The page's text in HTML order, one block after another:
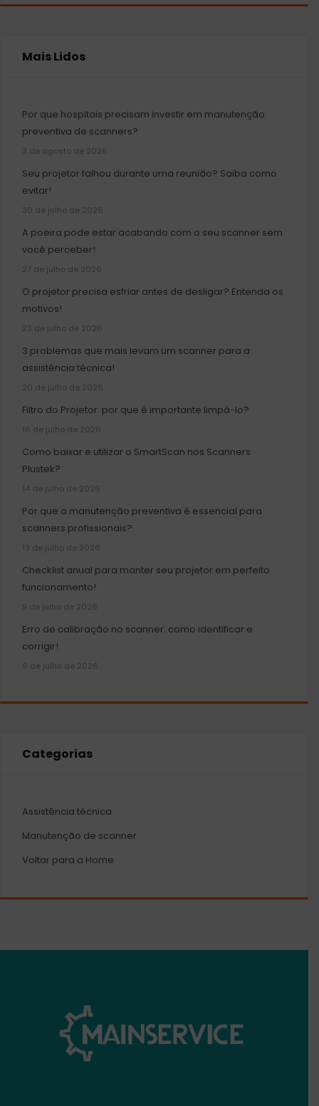
Mais Lidos
Por que hospitais precisam investir em manutenção
preventiva de scanners?
3 de agosto de 2026
Seu projetor falhou durante uma reunião? Saiba como
evitar!
30 de julho de 2026
A poeira pode estar acabando com o seu scanner sem
você perceber!
27 de julho de 2026
O projetor precisa esfriar antes de desligar? Entenda os
motivos!
23 de julho de 2026
3 problemas que mais levam um scanner para a
assistência técnica!
20 de julho de 2026
Filtro do Projetor: por que é importante limpá-lo?
16 de julho de 2026
Como baixar e utilizar o SmartScan nos Scanners
Plustek?
14 de julho de 2026
Por que a manutenção preventiva é essencial para
scanners profissionais?
13 de julho de 2026
Checklist anual para manter seu projetor em perfeito
funcionamento!
9 de julho de 2026
Erro de calibração no scanner: como identificar e
corrigir!
6 de julho de 2026
Categorias
Assistência técnica
Manutenção de scanner
Voltar para a Home